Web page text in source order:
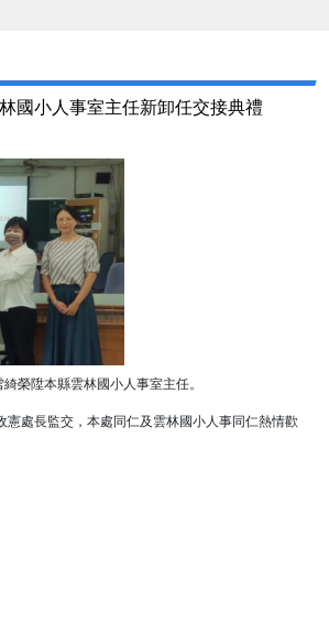
國小人事室主任新卸任交接典禮
榮陞本縣雲林國小人事室主任。
憲處長監交，本處同仁及雲林國小人事同仁熱情歡